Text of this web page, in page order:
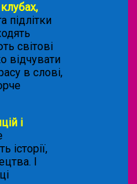
підлітки
світові
відчувати
в слові,
і
історії,
І